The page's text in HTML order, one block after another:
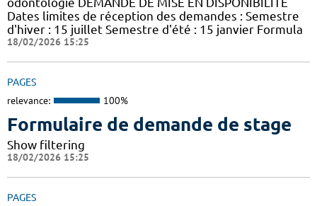
Dates limites de réception des demandes : Semestre
d'hiver : 15 juillet Semestre d'été : 15 janvier Formula
18/02/2026 15:25
PAGES
relevance: 100%
Formulaire de demande de stage
Show filtering
18/02/2026 15:25
PAGES